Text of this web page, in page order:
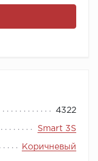
4322
Smart 3S
Коричневый